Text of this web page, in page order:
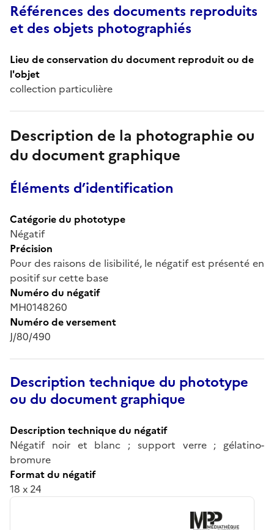
Références des documents reproduits
et des objets photographiés
Lieu de conservation du document reproduit ou de
l'objet
collection particulière
Description de la photographie ou
du document graphique
Éléments d’identification
Catégorie du phototype
Négatif
Précision
Pour des raisons de lisibilité, le négatif est présenté en
positif sur cette base
Numéro du négatif
MH0148260
Numéro de versement
J/80/490
Description technique du phototype
ou du document graphique
Description technique du négatif
Négatif noir et blanc ; support verre ; gélatino-
bromure
Format du négatif
18 x 24